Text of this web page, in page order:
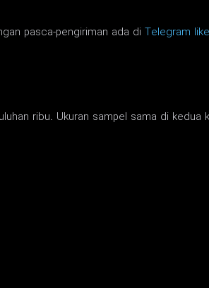
pasca-pengiriman ada di Telegram
ribu. Ukuran sampel sama di kedua